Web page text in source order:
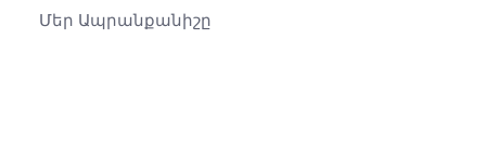
Մեր Ապրանքանիշը